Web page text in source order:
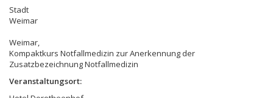
Stadt
Weimar
Weimar,
Kompaktkurs Notfallmedizin zur Anerkennung der
Zusatzbezeichnung Notfallmedizin
Veranstaltungsort: